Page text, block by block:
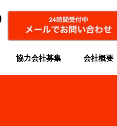
協力会社募集 会社概要